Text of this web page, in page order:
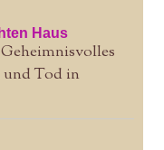
Haus
und Tod in